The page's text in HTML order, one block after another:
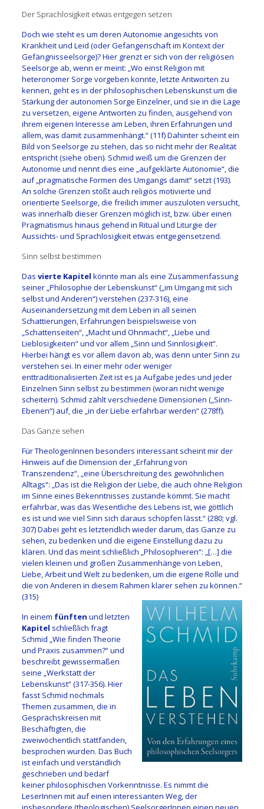
Der Sprachlosigkeit etwas entgegen setzen
Doch wie steht es um deren Autonomie angesichts von
Krankheit und Leid (oder Gefangenschaft im Kontext der
Gefängnisseelsorge)? Hier grenzt er sich von der religiösen
Seelsorge ab, wenn er meint: „Wo einst Religion mit
heteronomer Sorge vorgeben konnte, letzte Antworten zu
kennen, geht es in der philosophischen Lebenskunst um die
Stärkung der autonomen Sorge Einzelner, und sie in die Lage
zu versetzen, eigene Antworten zu finden, ausgehend von
ihrem eigenen Interesse am Leben, ihren Erfahrungen und
allem, was damit zusammenhängt.“ (11f) Dahinter scheint ein
Bild von Seelsorge zu stehen, das so nicht mehr der Realität
entspricht (siehe oben). Schmid weiß um die Grenzen der
Autonomie und nennt dies eine „aufgeklärte Autonomie“, die
auf „pragmatische Formen des Umgangs damit“ setzt (193).
An solche Grenzen stößt auch religiös motivierte und
orientierte Seelsorge, die freilich immer auszuloten versucht,
was innerhalb dieser Grenzen möglich ist, bzw. über einen
Pragmatismus hinaus gehend in Ritual und Liturgie der
Aussichts- und Sprachlosigkeit etwas entgegensetzend.
Sinn selbst bestimmen
Das vierte Kapitel könnte man als eine Zusammenfassung
seiner „Philosophie der Lebenskunst“ („im Umgang mit sich
selbst und Anderen“) verstehen (237-316), eine
Auseinandersetzung mit dem Leben in all seinen
Schattierungen, Erfahrungen beispielsweise von
„Schattenseiten“, „Macht und Ohnmacht“, „Liebe und
Lieblosigkeiten“ und vor allem „Sinn und Sinnlosigkeit“.
Hierbei hängt es vor allem davon ab, was denn unter Sinn zu
verstehen sei. In einer mehr oder weniger
enttraditionalisierten Zeit ist es ja Aufgabe jedes und jeder
Einzelnen Sinn selbst zu bestimmen (woran nicht wenige
scheitern). Schmid zählt verschiedene Dimensionen („Sinn-
Ebenen“) auf, die „in der Liebe erfahrbar werden“ (278ff).
Das Ganze sehen
Für TheologenInnen besonders interessant scheint mir der
Hinweis auf die Dimension der „Erfahrung von
Transzendenz“, „eine Überschreitung des gewöhnlichen
Alltags“: „Das ist die Religion der Liebe, die auch ohne Religion
im Sinne eines Bekenntnisses zustande kommt. Sie macht
erfahrbar, was das Wesentliche des Lebens ist, wie göttlich
es ist und wie viel Sinn sich daraus schöpfen lässt.“ (280; vgl.
307) Dabei geht es letztendlich wieder darum, das Ganze zu
sehen, zu bedenken und die eigene Einstellung dazu zu
klären. Und das meint schließlich „Philosophieren“: „[…] die
vielen kleinen und großen Zusammenhänge von Leben,
Liebe, Arbeit und Welt zu bedenken, um die eigene Rolle und
die von Anderen in diesem Rahmen klarer sehen zu können.“
(315)
In einem fünften und letzten
Kapitel schließlich fragt
Schmid „Wie finden Theorie
und Praxis zusammen?“ und
beschreibt gewissermaßen
seine „Werkstatt der
Lebenskunst“ (317-356). Hier
fasst Schmid nochmals
Themen zusammen, die in
Gesprächskreisen mit
Beschäftigten, die
zweiwöchentlich stattfanden,
besprochen wurden. Das Buch
ist einfach und verständlich
geschrieben und bedarf
keiner philosophischen Vorkenntnisse. Es nimmt die
LeserInnen mit auf einen interessanten Weg, der